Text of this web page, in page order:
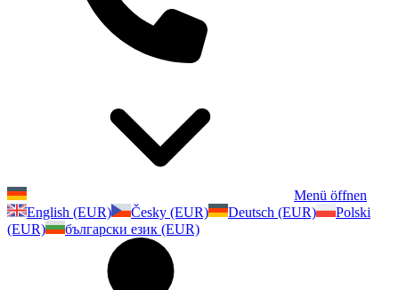
Menü öffnen
English (EUR)
Česky (EUR) Deutsch (EUR)
Polski
(EUR)
български език (EUR)